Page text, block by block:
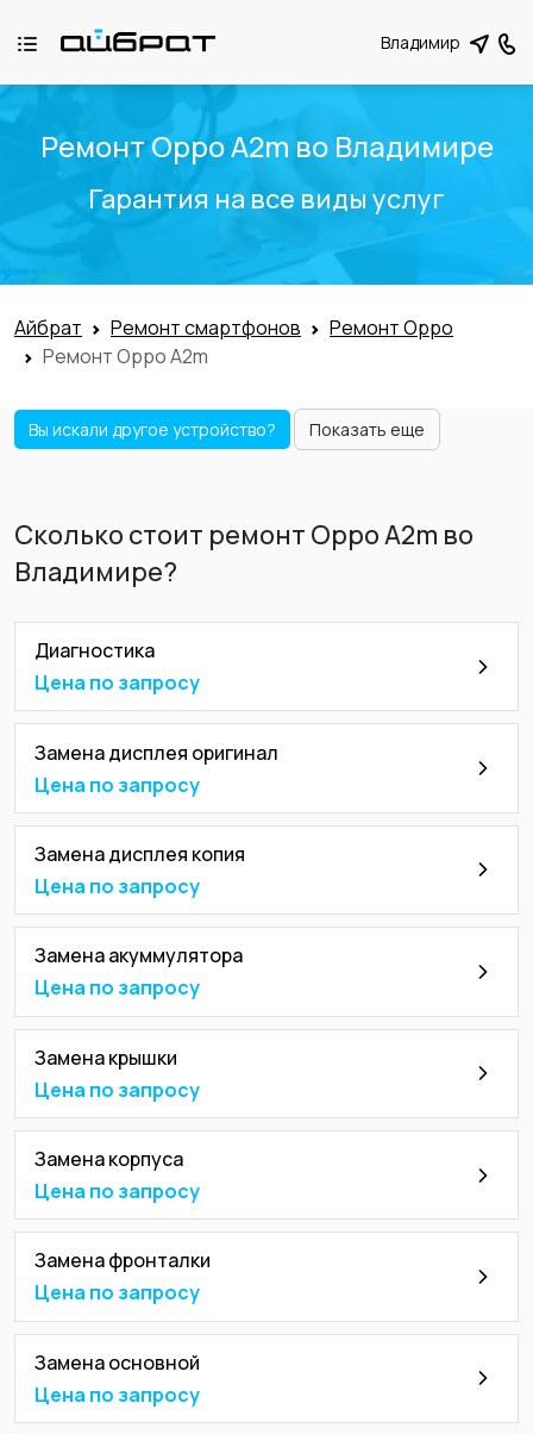
Владимир
Ремонт Oppo A2m во Владимире
Гарантия на все виды услуг
Айбрат Ремонт смартфонов
Ремонт Oppo
Ремонт Oppo A2m
Вы искали другое устройство? Показать еще
Сколько стоит ремонт Oppo A2m во
Владимире?
Диагностика
Цена по запросу
Замена дисплея оригинал
Цена по запросу
Замена дисплея копия
Цена по запросу
Замена акуммулятора
Цена по запросу
Замена крышки
Цена по запросу
Замена корпуса
Цена по запросу
Замена фронталки
Цена по запросу
Замена основной
Цена по запросу